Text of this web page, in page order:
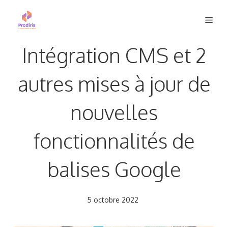
Intégration CMS et 2
autres mises à jour de
nouvelles
fonctionnalités de
balises Google
5 octobre 2022